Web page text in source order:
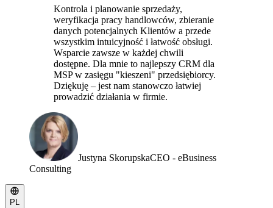
Kontrola i planowanie sprzedaży,
weryfikacja pracy handlowców, zbieranie
danych potencjalnych Klientów a przede
wszystkim intuicyjność i łatwość obsługi.
Wsparcie zawsze w każdej chwili
dostępne. Dla mnie to najlepszy CRM dla
MSP w zasięgu "kieszeni" przedsiębiorcy.
Dziękuję – jest nam stanowczo łatwiej
prowadzić działania w firmie.
Justyna SkorupskaCEO - eBusiness
Consulting
PL